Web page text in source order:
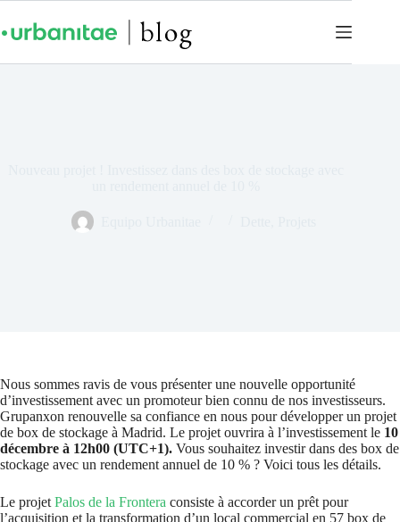
Nous sommes ravis de vous présenter une nouvelle opportunité
d’investissement avec un promoteur bien connu de nos investisseurs.
Grupanxon renouvelle sa confiance en nous pour développer un projet
de box de stockage à Madrid. Le projet ouvrira à l’investissement le 10
décembre à 12h00 (UTC+1). Vous souhaitez investir dans des box de
stockage avec un rendement annuel de 10 % ? Voici tous les détails.
Le projet Palos de la Frontera consiste à accorder un prêt pour
l’acquisition et la transformation d’un local commercial en 57 box de